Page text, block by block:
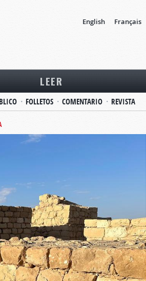
English Français
LEER
FOLLETOS COMENTARIO REVISTA